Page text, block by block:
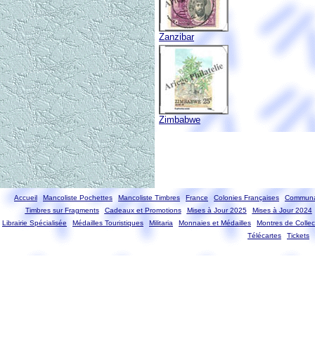
Zanzibar
Zimbabwe
Accueil Mancoliste Pochettes Mancoliste Timbres France Colonies Françaises
Timbres sur Fragments
Cadeaux et Promotions Mises à Jour 2025
Mises à Jour 2024
Librairie Spécialisée
Médailles Touristiques Militaria Monnaies et Médailles
Montres de
Télécartes
Tickets